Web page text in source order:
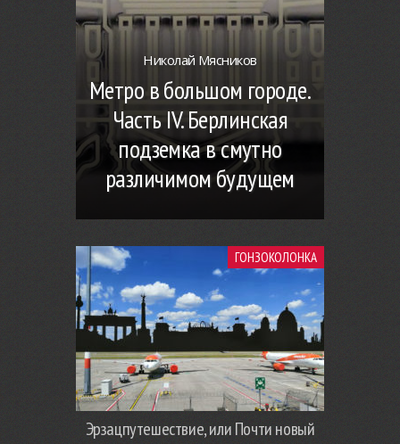
Николай Мясников
Метро в большом городе.
Часть IV. Берлинская
подземка в смутно
различимом будущем
ГОНЗОКОЛОНКА
Эрзацпутешествие, или Почти новый